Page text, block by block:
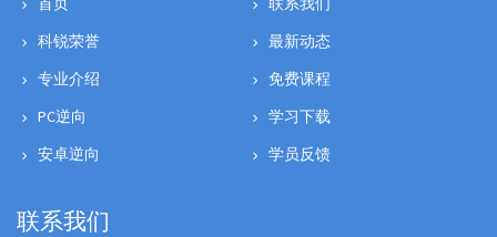
科锐荣誉
最新动态
专业介绍
免费课程
PC逆向
学习下载
安卓逆向
学员反馈
联系我们